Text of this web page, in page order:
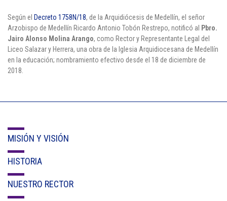
Según el Decreto 1758N/18, de la Arquidiócesis de Medellín, el señor
Arzobispo de Medellín Ricardo Antonio Tobón Restrepo, notificó al
Pbro.
Jairo Alonso Molina Arango, como Rector y Representante Legal del
Liceo Salazar y Herrera, una obra de la Iglesia Arquidiocesana de Medellín
en la educación; nombramiento efectivo desde el 18 de diciembre de
2018.
MISIÓN Y VISIÓN
HISTORIA
NUESTRO RECTOR
Línea de Atención al Cliente
+574 460 07 07
Cl 42 C 86-17